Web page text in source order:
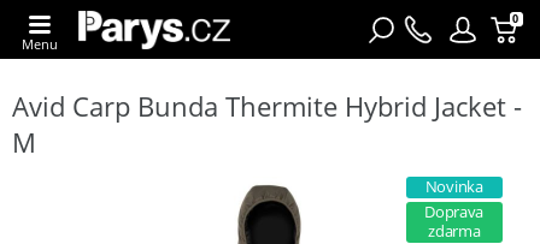
0
Menu
Avid Carp Bunda Thermite Hybrid Jacket -
M
Novinka
Doprava
zdarma